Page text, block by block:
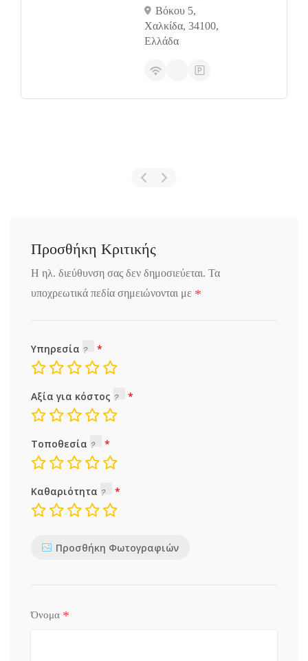
Βόκου 5,
Χαλκίδα, 34100,
Ελλάδα
Προσθήκη Κριτικής
Η ηλ. διεύθυνση σας δεν δημοσιεύεται. Τα
υποχρεωτικά πεδία σημειώνονται με *
Υπηρεσία
Αξία για κόστος
Τοποθεσία
Καθαριότητα
Προσθήκη Φωτογραφιών
Όνομα *